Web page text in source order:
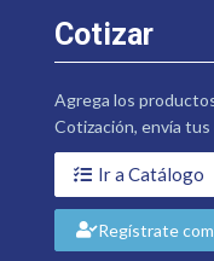
Cotizar
Agrega los
Cotización, envía
Ir a Catálogo
Regístrate